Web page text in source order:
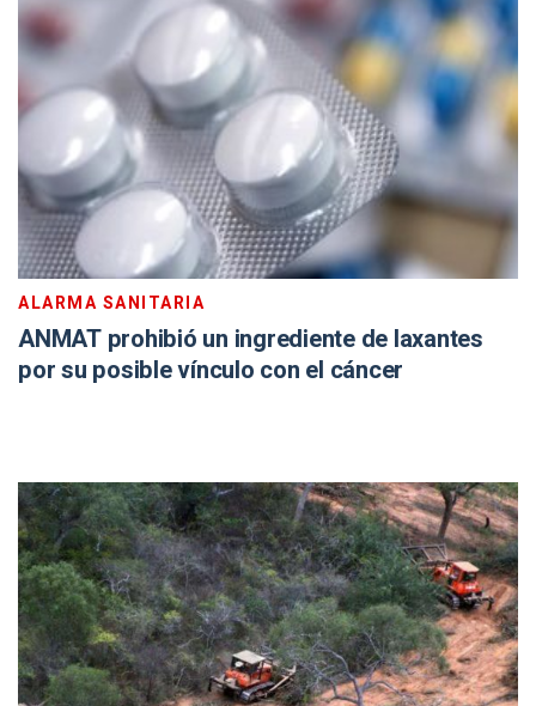
ALARMA SANITARIA
ANMAT prohibió un ingrediente de laxantes
por su posible vínculo con el cáncer